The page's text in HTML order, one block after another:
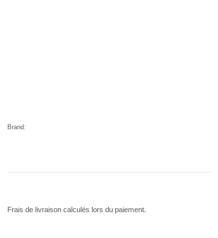
Brand:
Frais de livraison calculés lors du paiement.